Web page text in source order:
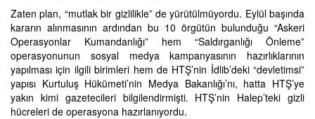
Zaten plan, “mutlak bir gizlilikle” de yürütülmüyordu. Eylül başında
kararın alınmasının ardından bu 10 örgütün bulunduğu “Askeri
Operasyonlar Kumandanlığı” hem “Saldırganlığı Önleme”
operasyonunun sosyal medya kampanyasının hazırlıklarının
yapılması için ilgili birimleri hem de HTŞ’nin İdlib’deki “devletimsi”
yapısı Kurtuluş Hükümeti’nin Medya Bakanlığı’nı, hatta HTŞ’ye
yakın kimi gazetecileri bilgilendirmişti. HTŞ’nin Halep’teki gizli
hücreleri de operasyona hazırlanıyordu.